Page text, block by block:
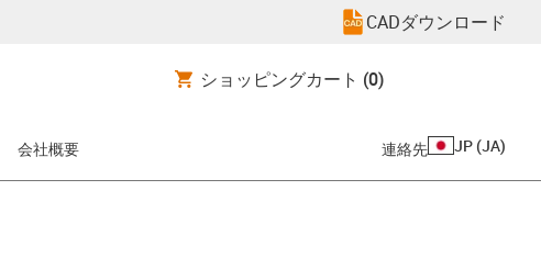
CADダウンロード
ショッピングカート (0)
会社概要 連絡先 JP (JA)